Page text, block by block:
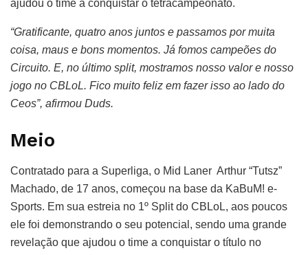
ajudou o time a conquistar o tetracampeonato.
“Gratificante, quatro anos juntos e passamos por muita
coisa, maus e bons momentos. Já fomos campeões do
Circuito. E, no último split, mostramos nosso valor e nosso
jogo no CBLoL. Fico muito feliz em fazer isso ao lado do
Ceos”, afirmou Duds.
Meio
Contratado para a Superliga, o Mid Laner Arthur “Tutsz”
Machado, de 17 anos, começou na base da KaBuM! e-
Sports. Em sua estreia no 1º Split do CBLoL, aos poucos
ele foi demonstrando o seu potencial, sendo uma grande
revelação que ajudou o time a conquistar o título no